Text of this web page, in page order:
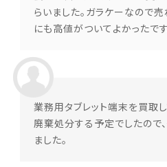
らいました。ガラケーなので
にも高値がついてよかったです
業務用タブレット端末を買取
廃棄処分する予定でしたので
ました。